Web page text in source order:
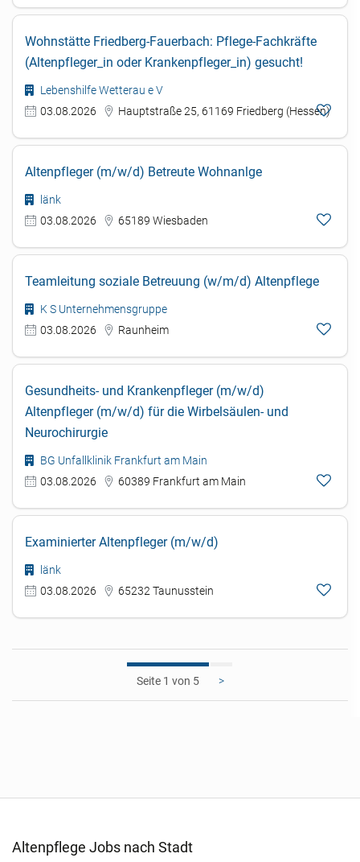
Wohnstätte Friedberg-Fauerbach: Pflege-Fachkräfte
(Altenpfleger_in oder Krankenpfleger_in) gesucht!
Lebenshilfe Wetterau e V
03.08.2026
Hauptstraße 25, 61169 Friedberg (Hessen)
Altenpfleger (m/w/d) Betreute Wohnanlge
länk
03.08.2026
65189 Wiesbaden
Teamleitung soziale Betreuung (w/m/d) Altenpflege
K S Unternehmensgruppe
03.08.2026
Raunheim
Gesundheits- und Krankenpfleger (m/w/d)
Altenpfleger (m/w/d) für die Wirbelsäulen- und
Neurochirurgie
BG Unfallklinik Frankfurt am Main
03.08.2026
60389 Frankfurt am Main
Examinierter Altenpfleger (m/w/d)
länk
03.08.2026
65232 Taunusstein
1 >
Altenpflege Jobs nach Stadt